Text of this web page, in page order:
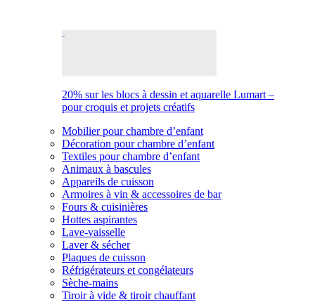
20% sur les blocs à dessin et aquarelle Lumart –
pour croquis et projets créatifs
Mobilier pour chambre d’enfant
Décoration pour chambre d’enfant
Textiles pour chambre d’enfant
Animaux à bascules
Appareils de cuisson
Armoires à vin & accessoires de bar
Fours & cuisinières
Hottes aspirantes
Lave-vaisselle
Laver & sécher
Plaques de cuisson
Réfrigérateurs et congélateurs
Sèche-mains
Tiroir à vide & tiroir chauffant